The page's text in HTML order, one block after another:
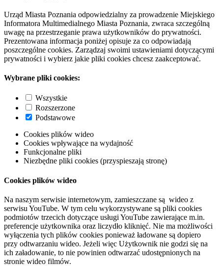
Urząd Miasta Poznania odpowiedzialny za prowadzenie Miejskiego
Informatora Multimedialnego Miasta Poznania, zwraca szczególną
uwagę na przestrzeganie prawa użytkowników do prywatności.
Prezentowana informacja poniżej opisuje za co odpowiadają
poszczególne cookies. Zarządzaj swoimi ustawieniami dotyczącymi
prywatności i wybierz jakie pliki cookies chcesz zaakceptować.
Wybrane pliki cookies:
Wszystkie
Rozszerzone
Podstawowe
Cookies plików wideo
Cookies wpływające na wydajność
Funkcjonalne pliki
Niezbędne pliki cookies (przyspieszają stronę)
Cookies plików wideo
Na naszym serwisie internetowym, zamieszczane są wideo z
serwisu YouTube. W tym celu wykorzystywane są pliki cookies
podmiotów trzecich dotyczące usługi YouTube zawierające m.in.
preferencje użytkownika oraz liczydło kliknięć. Nie ma możliwości
wyłączenia tych plików cookies ponieważ ładowane są dopiero
przy odtwarzaniu wideo. Jeżeli więc Użytkownik nie godzi się na
ich załadowanie, to nie powinien odtwarzać udostępnionych na
stronie wideo filmów.